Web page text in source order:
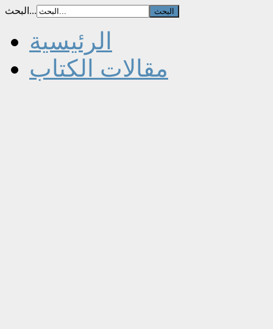
البحث...
الرئيسية
مقالات الكتاب